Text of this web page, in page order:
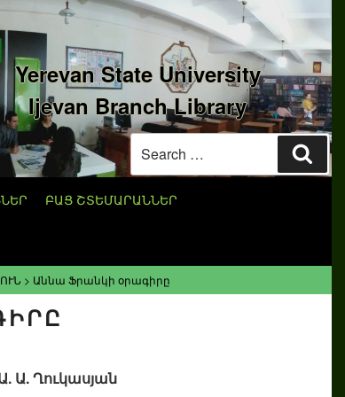
Yerevan State University
Ijevan Branch Library
Search
for:
ԲԱՑ ՇՏԵՄԱՐԱՆՆԵՐ
> Աննա Ֆրանկի օրագիրը
Ա. Ղուկասյան